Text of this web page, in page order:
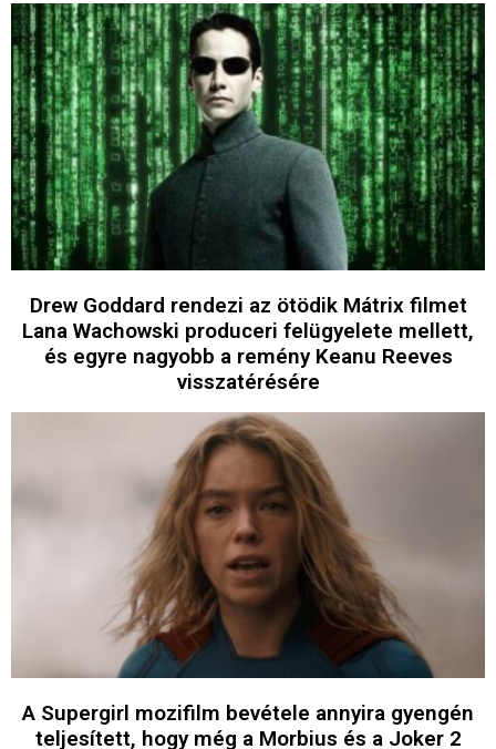
Drew Goddard rendezi az ötödik Mátrix filmet
Lana Wachowski produceri felügyelete mellett,
és egyre nagyobb a remény Keanu Reeves
visszatérésére
A Supergirl mozifilm bevétele annyira gyengén
teljesített, hogy még a Morbius és a Joker 2